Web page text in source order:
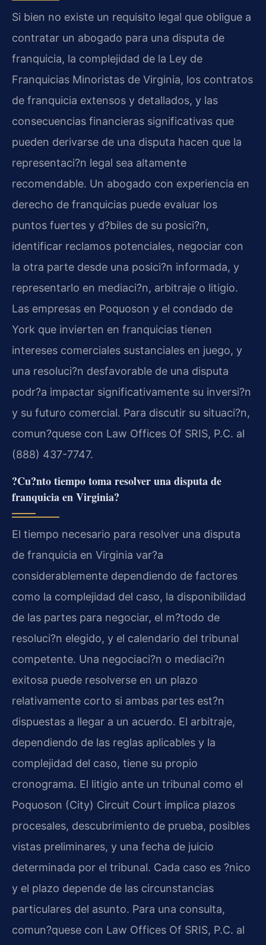
Si bien no existe un requisito legal que obligue a
contratar un abogado para una disputa de
franquicia, la complejidad de la Ley de
Franquicias Minoristas de Virginia, los contratos
de franquicia extensos y detallados, y las
consecuencias financieras significativas que
pueden derivarse de una disputa hacen que la
representaci?n legal sea altamente
recomendable. Un abogado con experiencia en
derecho de franquicias puede evaluar los
puntos fuertes y d?biles de su posici?n,
identificar reclamos potenciales, negociar con
la otra parte desde una posici?n informada, y
representarlo en mediaci?n, arbitraje o litigio.
Las empresas en Poquoson y el condado de
York que invierten en franquicias tienen
intereses comerciales sustanciales en juego, y
una resoluci?n desfavorable de una disputa
podr?a impactar significativamente su inversi?n
y su futuro comercial. Para discutir su situaci?n,
comun?quese con Law Offices Of SRIS, P.C. al
(888) 437-7747.
?Cu?nto tiempo toma resolver una disputa de
franquicia en Virginia?
El tiempo necesario para resolver una disputa
de franquicia en Virginia var?a
considerablemente dependiendo de factores
como la complejidad del caso, la disponibilidad
de las partes para negociar, el m?todo de
resoluci?n elegido, y el calendario del tribunal
competente. Una negociaci?n o mediaci?n
exitosa puede resolverse en un plazo
relativamente corto si ambas partes est?n
dispuestas a llegar a un acuerdo. El arbitraje,
dependiendo de las reglas aplicables y la
complejidad del caso, tiene su propio
cronograma. El litigio ante un tribunal como el
Poquoson (City) Circuit Court implica plazos
procesales, descubrimiento de prueba, posibles
vistas preliminares, y una fecha de juicio
determinada por el tribunal. Cada caso es ?nico
y el plazo depende de las circunstancias
particulares del asunto. Para una consulta,
comun?quese con Law Offices Of SRIS, P.C. al